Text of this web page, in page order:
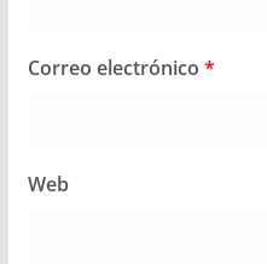
Correo electrónico *
Web